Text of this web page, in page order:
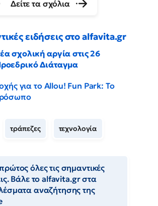
Δείτε τα σχόλια
ειδήσεις στο alfavita.gr
σχολική αργία στις 26
Διάταγμα
για το Allou! Fun Park: Το
τράπεζες τεχνολογία
όλες τις σημαντικές
Βάλε το alfavita.gr στα
αναζήτησης της